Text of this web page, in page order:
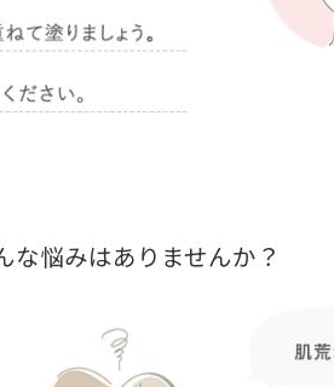
な悩みはありませんか？